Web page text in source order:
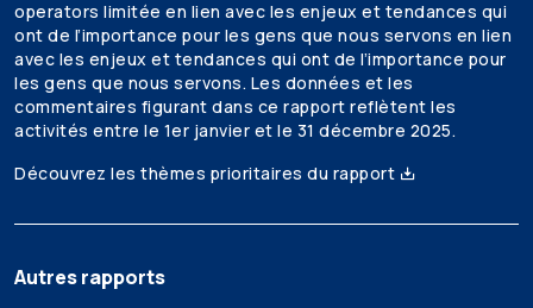
operators limitée en lien avec les enjeux et tendances qui
ont de l’importance pour les gens que nous servons en lien
avec les enjeux et tendances qui ont de l’importance pour
les gens que nous servons. Les données et les
commentaires figurant dans ce rapport reflètent les
activités entre le 1er janvier et le 31 décembre 2025.
Découvrez les thèmes prioritaires du rapport
Autres rapports